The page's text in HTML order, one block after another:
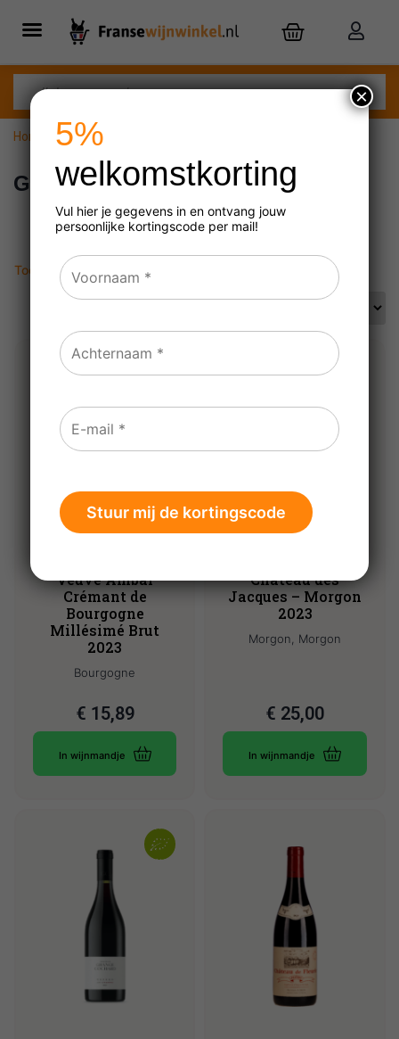
Home »Gamay
Gamay
Toont alle 4 resultaten
Veuve Ambal
Crémant de
Bourgogne
Millésimé Brut
2023
Bourgogne
€ 15,89
In wijnmandje
Château des
Jacques – Morgon
2023
Morgon, Morgon
€ 25,00
In wijnmandje
5%
welkomstkorting
Vul hier je gegevens in en ontvang jouw
persoonlijke kortingscode per mail!
×